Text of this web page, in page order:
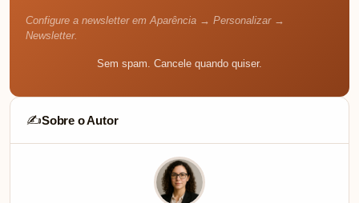
Configure a newsletter em Aparência → Personalizar →
Newsletter.
Sem spam. Cancele quando quiser.
✍️Sobre o Autor